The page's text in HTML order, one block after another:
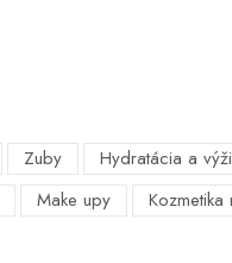
Zuby Hydratácia a
Make upy